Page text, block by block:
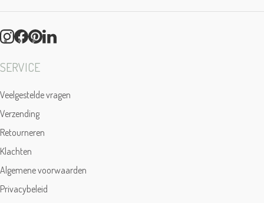
SERVICE
Veelgestelde vragen
Verzending
Retourneren
Klachten
Algemene voorwaarden
Privacybeleid